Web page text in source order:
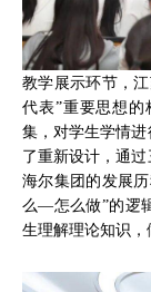
教学展示环节，
代表”重要思想
集，对学生学情
了重新设计，通
海尔集团的发展
么—怎么做”的逻
生理解理论知识，